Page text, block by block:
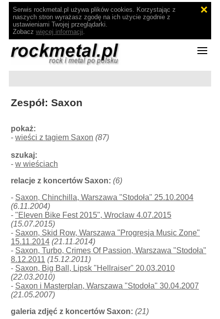
Serwis rockmetal.pl używa plików cookies. Korzystając z
naszych stron wyrażasz zgodę na ich użycie zgodnie z
ustawieniami Twojej przeglądarki.
Zobacz więcej informacji.
Zespół: Saxon
pokaż:
-wieści z tagiem Saxon (87)
szukaj:
-w wieściach
relacje z koncertów Saxon: (6)
- Saxon, Chinchilla, Warszawa "Stodoła" 25.10.2004
(6.11.2004)
-"Eleven Bike Fest 2015", Wrocław 4.07.2015
(15.07.2015)
- Saxon, Skid Row, Warszawa "Progresja Music Zone"
15.11.2014 (21.11.2014)
- Saxon, Turbo, Crimes Of Passion, Warszawa "Stodoła"
8.12.2011 (15.12.2011)
- Saxon, Big Ball, Lipsk "Hellraiser" 20.03.2010
(22.03.2010)
- Saxon i Masterplan, Warszawa "Stodoła" 30.04.2007
(21.05.2007)
galeria zdjęć z koncertów Saxon: (21)